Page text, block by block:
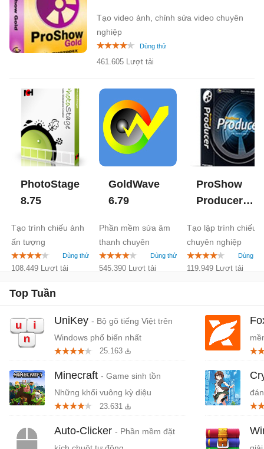
Tạo video ảnh, chỉnh sửa video chuyên
nghiệp
461.605 Lượt tải
PhotoStage
8.75
Tạo trình chiếu ảnh
ấn tượng
108.449 Lượt tải
GoldWave
6.79
Phần mềm sửa âm
thanh chuyên
nghiệp
545.390 Lượt tải
ProShow
Producer 6
Tạo lập trình chiếu
chuyên nghiệp
119.949 Lượt tải
Top Tuần
UniKey - Bộ gõ tiếng Việt trên
Windows phổ biến nhất
25.163
Minecraft - Game sinh tồn
Những khối vuông kỳ diệu
23.631
Auto-Clicker - Phần mềm đặt